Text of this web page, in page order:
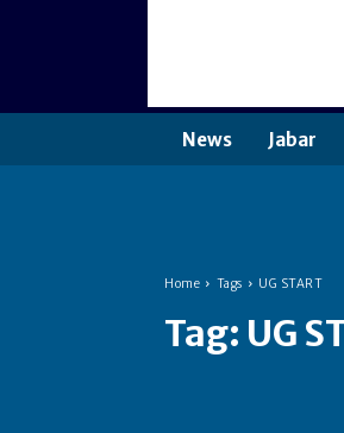
News Jabar
Home Tags UG START
Tag: UG